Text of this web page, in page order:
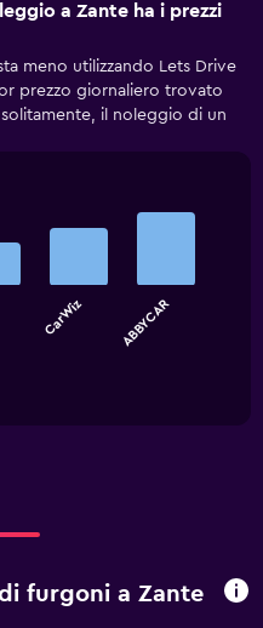
a Zante ha i prezzi
meno utilizzando Lets Drive
prezzo giornaliero trovato
il noleggio di un
CarWiz ABBYCAR
furgoni a Zante